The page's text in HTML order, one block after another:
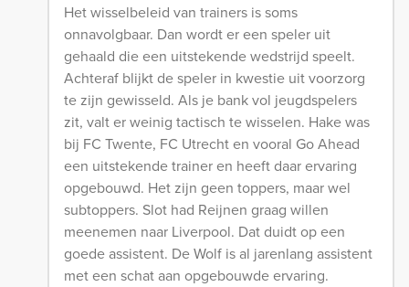
Het wisselbeleid van trainers is soms
onnavolgbaar. Dan wordt er een speler uit
gehaald die een uitstekende wedstrijd speelt.
Achteraf blijkt de speler in kwestie uit voorzorg
te zijn gewisseld. Als je bank vol jeugdspelers
zit, valt er weinig tactisch te wisselen. Hake was
bij FC Twente, FC Utrecht en vooral Go Ahead
een uitstekende trainer en heeft daar ervaring
opgebouwd. Het zijn geen toppers, maar wel
subtoppers. Slot had Reijnen graag willen
meenemen naar Liverpool. Dat duidt op een
goede assistent. De Wolf is al jarenlang assistent
met een schat aan opgebouwde ervaring.